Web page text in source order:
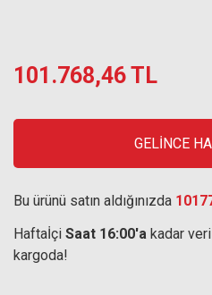
101.768,46 TL
GELİNCE
Bu ürünü satın aldığınızda
Haftaİçi Saat 16:00'a kadar
kargoda!